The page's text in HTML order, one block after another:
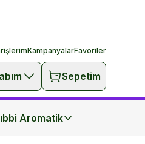
KampanyalarFavoriler
Sepetim
Aromatik